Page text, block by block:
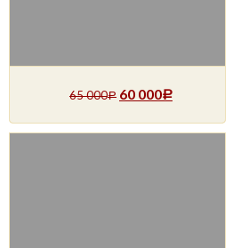
65 000Р 60 000Р